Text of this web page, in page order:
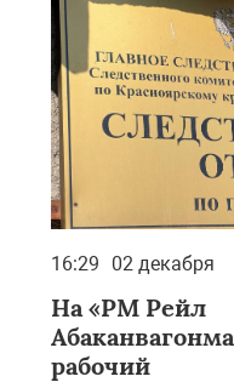
16:29 02 декабря
На «РМ Рейл
рабочий